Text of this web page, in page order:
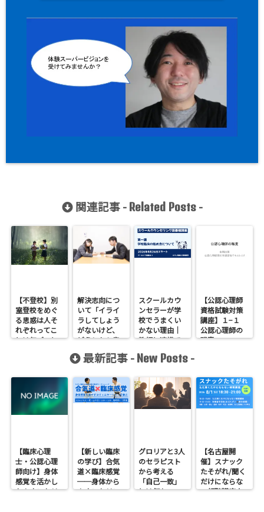
関連記事 - Related Posts-
【不登校】別
室登校をめぐ
る思惑は人そ
れぞれってこ
とは気づいと
解決志向につ
いて「イライ
ラしてしょう
がないけど、
どうしたら良
質問にカウン
答えるのか？
スクールカウ
ンセラーが学
校でうまくい
かない理由｜
教師と連携で
対処法
【公認心理師
資格試験対策
講座】１−１
公認心理師の
職責
最新記事 - New Posts -
【臨床心理
士・公認心理
師向け】身体
感覚を活かし
たカウンセリ
【新しい臨床
の学び】合気
道×臨床感覚
──身体から
カウンセリン
グロリアと3人
のセラピスト
から考える
「自己一致」
とは何か──
【名古屋開
催】スナック
たそがれ/聞く
だけにならな
い傾聴講座